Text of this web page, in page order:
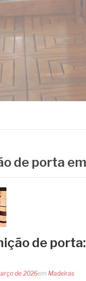
de porta
de
de 2026em Madeiras